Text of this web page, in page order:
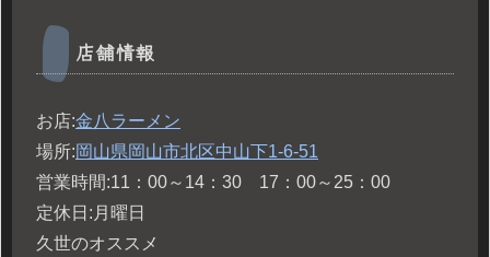
店舗情報
お店:金八ラーメン
場所:岡山県岡山市北区中山下1-6-51
営業時間:11：00～14：30 17：00～25：00
定休日:月曜日
久世のオススメ